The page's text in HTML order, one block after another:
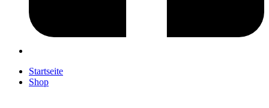
Startseite
Shop